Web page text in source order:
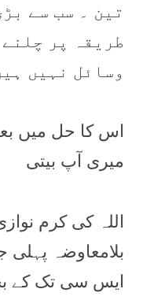
تين ۔ سب سے
طريقہ پر
وسائل نہيں
اس کا حل ميں
ميری آپ بيتی
اللہ کی کرم
بلامعاوضہ
ايس سی تک کے